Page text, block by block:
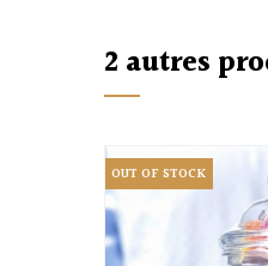
2 autres
OUT OF STOCK